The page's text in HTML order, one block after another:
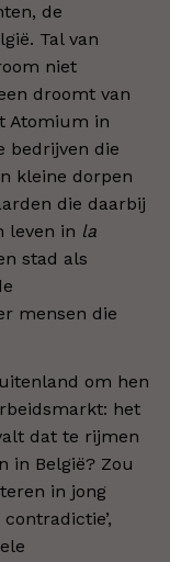
de
Tal van
niet
droomt van
Atomium in
bedrijven die
kleine dorpen
die daarbij
leven in la
stad als
mensen die
om hen
het
dat te rijmen
in België? Zou
in jong